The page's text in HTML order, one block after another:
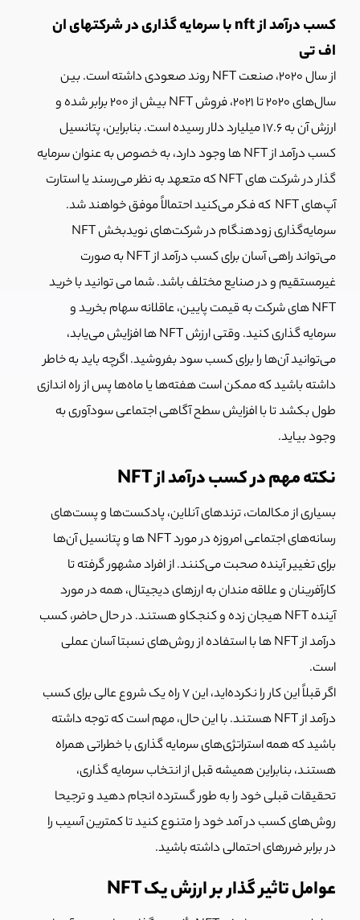
کسب درآمد از nft با سرمایه گذاری در شرکتهای ان
اف تی
از سال 2020، صنعت NFT روند صعودی داشته است. بین
سال‌های 2020 تا 2021، فروش NFT بیش از 200 برابر شده و
ارزش آن به 17.6 میلیارد دلار رسیده است. بنابراین، پتانسیل
کسب درآمد از NFT ها وجود دارد، به خصوص به عنوان سرمایه
گذار در شرکت های NFT که متعهد به نظر می‌رسند یا استارت
آپ‌های NFT که فکر می‌کنید احتمالاً موفق خواهند شد.
سرمایه‌گذاری زودهنگام در شرکت‌های نویدبخش NFT
می‌تواند راهی آسان برای کسب درآمد از NFT به صورت
غیرمستقیم و در صنایع مختلف باشد. شما می توانید با خرید
NFT های شرکت به قیمت پایین، عاقلانه سهام بخرید و
سرمایه گذاری کنید. وقتی ارزش NFT ها افزایش می‌یابد،
می‌توانید آن‌ها را برای کسب سود بفروشید. اگرچه باید به خاطر
داشته باشید که ممکن است هفته‌ها یا ماه‌ها پس از راه اندازی
طول بکشد تا با افزایش سطح آگاهی اجتماعی سودآوری به
وجود بیاید.
نکته مهم در کسب درآمد از NFT
بسیاری از مکالمات، ترندهای آنلاین، پادکست‌ها و پست‌های
رسانه‌های اجتماعی امروزه در مورد NFT ها و پتانسیل آن‌ها
برای تغییر آینده صحبت می‌کنند. از افراد مشهور گرفته تا
کارآفرینان و علاقه مندان به ارزهای دیجیتال، همه در مورد
آینده NFT هیجان زده و کنجکاو هستند. در حال حاضر، کسب
درآمد از NFT ها با استفاده از روش‌های نسبتا آسان عملی
است.
اگر قبلاً این کار را نکرده‌اید، این 7 راه یک شروع عالی برای کسب
درآمد از NFT هستند. با این حال، مهم است که توجه داشته
باشید که همه استراتژی‌های سرمایه گذاری با خطراتی همراه
هستند، بنابراین همیشه قبل از انتخاب سرمایه گذاری،
تحقیقات قبلی خود را به طور گسترده انجام دهید و ترجیحا
روش‌های کسب در آمد خود را متنوع کنید تا کمترین آسیب را
در برابر ضررهای احتمالی داشته باشید.
عوامل تاثیر گذار بر ارزش یک NFT